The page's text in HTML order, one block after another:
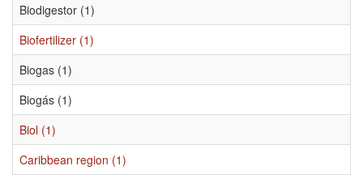
Biodigestor (1)
Biofertilizer (1)
Biogas (1)
Biogás (1)
Biol (1)
Caribbean region (1)